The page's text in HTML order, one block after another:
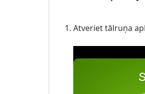
Atveriet tālruņa